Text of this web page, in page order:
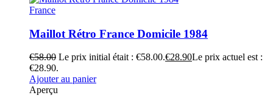
France
Maillot Rétro France Domicile 1984
€58.00 Le prix initial était : €58.00.€28.90Le prix actuel est :
€28.90.
Ajouter au panier
Aperçu